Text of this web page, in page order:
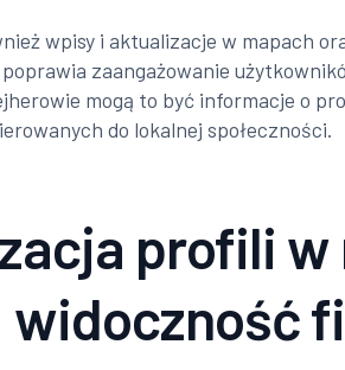
wpisy i aktualizacje w mapach
zaangażowanie
mogą to być informacje o
do lokalnej społeczności.
profili w